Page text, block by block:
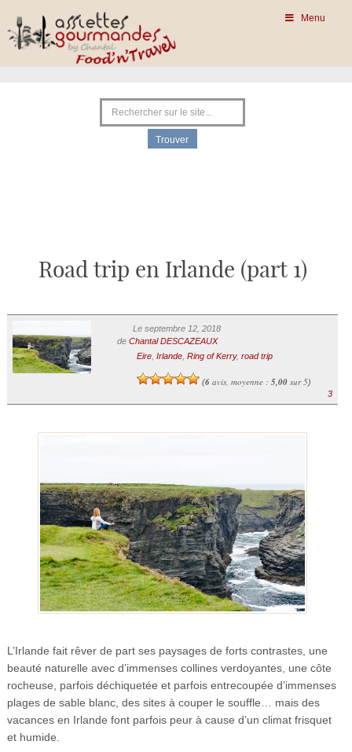
Menu
Road trip en Irlande (part 1)
Le septembre 12, 2018
de Chantal DESCAZEAUX
Eire, Irlande, Ring of Kerry, road trip
(6avis, moyenne : 5,00sur 5)
3
L’Irlande fait rêver de part ses paysages de forts contrastes, une
beauté naturelle avec d’immenses collines verdoyantes, une côte
rocheuse, parfois déchiquetée et parfois entrecoupée d’immenses
plages de sable blanc, des sites à couper le souffle… mais des
vacances en Irlande font parfois peur à cause d’un climat frisquet
et humide.